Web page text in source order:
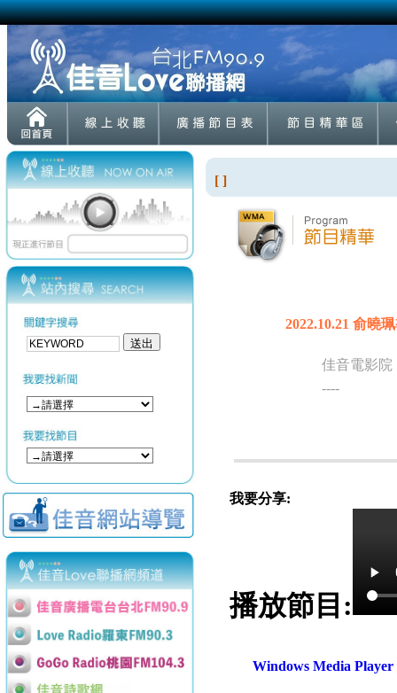
[ ]
2022.10.21 俞曉
佳音電影院
----
我要分享:
播放節目:
Windows Media